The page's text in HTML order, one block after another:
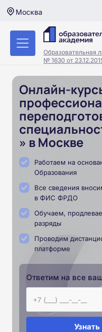
Москва
Образовательная
№ 1630 от
Онлайн-
» в Москве
Работаем на
Образования
Все сведения
в ФИС ФРДО
Обучаем,
разряды
Проводим
платформе
Ответим на все